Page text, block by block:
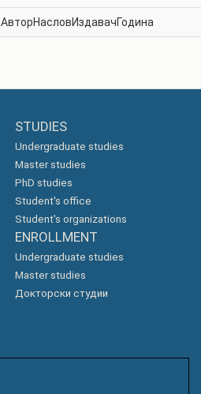
АвторНасловИздавачГодина
STUDIES
Undergraduate studies
Master studies
PhD studies
Student's office
Student's organizations
ENROLLMENT
Undergraduate studies
Master studies
Докторски студии